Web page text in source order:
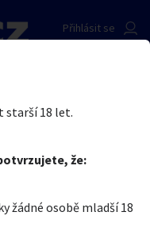
Přihlásit se
Seznamka
Sport a hobby
již není aktuální.
starší 18 let.
že:
žádné osobě mladší 18